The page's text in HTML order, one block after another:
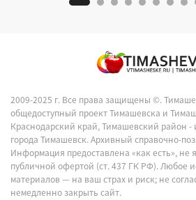
2009-2025 г. Все права защищены ©.
общедоступный проект Тимашевска и
Краснодарский край, Тимашевский район
города Тимашевск. Архивный справочно-
Информация предоставлена «как есть», не
публичной офертой (ст. 437 ГК РФ). Любое
материалов — на ваш страх и риск; не
немедленно закрыть сайт.